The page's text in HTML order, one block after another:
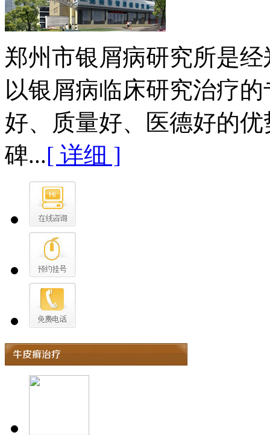
郑州市银屑病研究所是
以银屑病临床研究治疗
好、质量好、医德好的
碑...[ 详细 ]